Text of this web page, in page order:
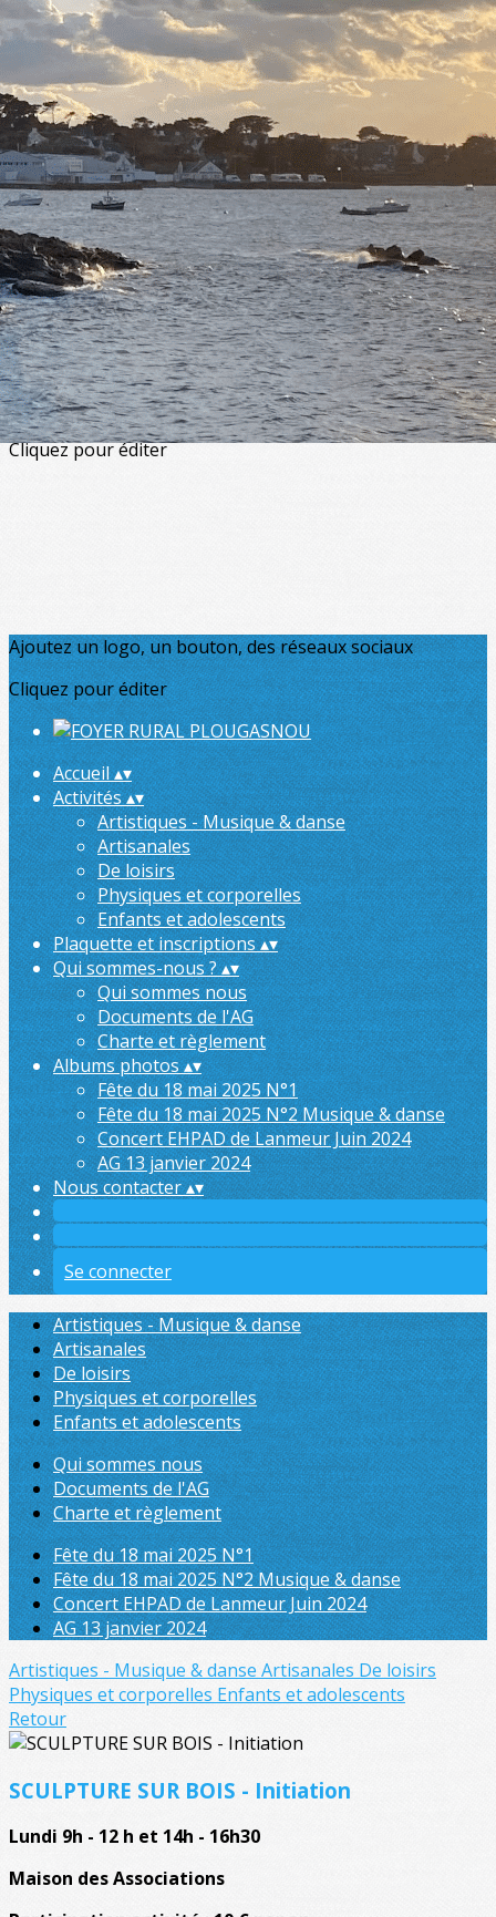
Exporter les lignes sélectionnées
Exporter toutes les colonnes
Exporter uniquement les colonnes affichées
Menu
<
>
Artistiques - Musique & danse
Artisanales
De loisirs
Physiques et corporelles
Enfants et adolescents
?>
Images de la page d'accueil
Cliquez pour éditer
Ajoutez un logo, un bouton, des réseaux sociaux
Cliquez pour éditer
Accueil▴▾
Activités▴▾
Artistiques - Musique & danse
Artisanales
De loisirs
Physiques et corporelles
Enfants et adolescents
Plaquette et inscriptions▴▾
Qui sommes-nous ?▴▾
Qui sommes nous
Documents de l'AG
Charte et règlement
Albums photos▴▾
Fête du 18 mai 2025 N°1
Fête du 18 mai 2025 N°2 Musique & danse
Concert EHPAD de Lanmeur Juin 2024
AG 13 janvier 2024
Nous contacter▴▾
Se connecter
Artistiques - Musique & danse
Artisanales
De loisirs
Physiques et corporelles
Enfants et adolescents
Qui sommes nous
Documents de l'AG
Charte et règlement
Fête du 18 mai 2025 N°1
Fête du 18 mai 2025 N°2 Musique & danse
Concert EHPAD de Lanmeur Juin 2024
AG 13 janvier 2024
Artistiques - Musique & danse Artisanales De loisirs
Physiques et corporelles Enfants et adolescents
Retour
SCULPTURE SUR BOIS - Initiation
Lundi 9h - 12 h et 14h - 16h30
Maison des Associations